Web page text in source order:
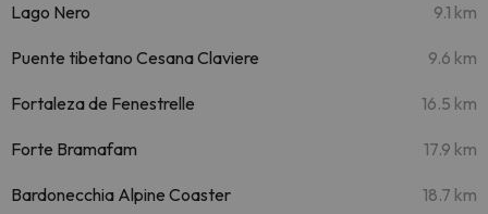
Lago Nero 9.1 km
Puente tibetano Cesana Claviere 9.6 km
Fortaleza de Fenestrelle 16.5 km
Forte Bramafam 17.9 km
Bardonecchia Alpine Coaster 18.7 km